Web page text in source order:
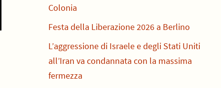
Colonia
Festa della Liberazione 2026 a Berlino
L’aggressione di Israele e degli Stati Uniti
all’Iran va condannata con la massima
fermezza